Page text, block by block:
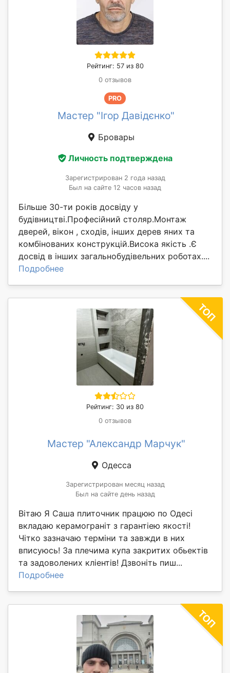
Рейтинг: 57 из 80
0 отзывов
PRO
Мастер "Ігор Давідєнко"
Бровары
Личность подтверждена
Зарегистрирован 2 года назад
Был на сайте 12 часов назад
Більше 30-ти років досвіду у
будівництві.Професійний столяр.Монтаж
дверей, вікон , сходів, інших дерев яних та
комбінованих конструкцій.Висока якість .Є
досвід в інших загальнобудівельних роботах....
Подробнее
Рейтинг: 30 из 80
0 отзывов
Мастер "Александр Марчук"
Одесса
Зарегистрирован месяц назад
Был на сайте день назад
Вітаю Я Саша плиточник працюю по Одесі
вкладаю керамограніт з гарантіею якості!
Чітко зазначаю терміни та завжди в них
вписуюсь! За плечима купа закритих обьектів
та задоволених кліентів! Дзвоніть пиш...
Подробнее